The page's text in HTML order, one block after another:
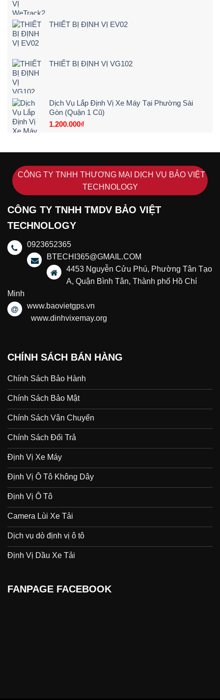
THIẾT BỊ ĐỊNH VỊ EV02
THIẾT BỊ ĐỊNH VỊ VG102
Dịch Vụ Lắp Định Vị Xe Máy Tại Phường Sài
Gòn (Quận 1 Cũ)
1.200.000₫
CÔNG TY TNHH THƯƠNG MẠI DỊCH VỤ BẢO VIỆT
TECHNOLOGY
CÔNG TY TNHH TMDV BẢO VIỆT
TECHNOLOGY
0923652365
BTECHI365@GMAIL.COM
4453 Nguyễn Cửu Phú, Phường Tân Tạo
A, Quận Bình Tân, Thành phố Hồ Chí
Minh
www.baovietgps.vn
www.dinhvixemay.org
CHÍNH SÁCH BÁN HÀNG
Chính Sách Bảo Hành
Chính Sách Bảo Mật
Chính Sách Vận Chuyển
Chính Sách Đổi Trả
Định Vị Xe Máy
Định Vị Ô Tô Không Dây
Định Vị Ô Tô
Camera Lùi Xe Tải
Dịch vụ dò định vị ô tô
Định Vị Dầu Xe Tải
FANPAGE FACEBOOK